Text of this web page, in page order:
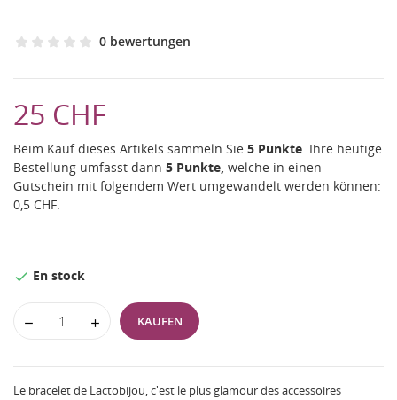
0 bewertungen
25 CHF
Beim Kauf dieses Artikels sammeln Sie 5 Punkte. Ihre heutige
Bestellung umfasst dann 5 Punkte, welche in einen
Gutschein mit folgendem Wert umgewandelt werden können:
0,5 CHF.
 En stock
KAUFEN
Le bracelet de Lactobijou, c'est le plus glamour des accessoires